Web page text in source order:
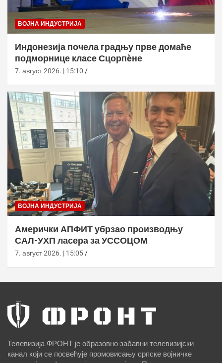
ВОЈНА ИНДУСТРИЈА
Индонезија почела градњу прве домаће
подморнице класе Сцорпèне
7. август 2026. | 15:10
ВОЈНА ИНДУСТРИЈА
Амерички АПФИТ убрзао производњу
САЛ-УХП ласера за УССОЦОМ
7. август 2026. | 15:05
Телевизија ФРОНТ је образовно-забавни телевизијски
канал који се посвећује промовисању српске војничке